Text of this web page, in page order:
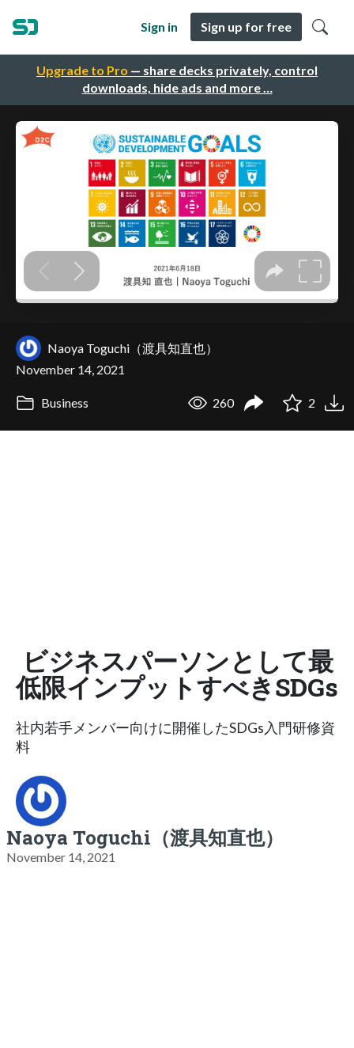
Upgrade to Pro — share decks privately, control
downloads, hide ads and more …
Sign in Sign up for free
Naoya Toguchi（渡具知直也）
November 14, 2021
Business 260 2
ビジネスパーソンとして最
低限インプットすべきSDGs
社内若手メンバー向けに開催したSDGs入門研修資
料
Naoya Toguchi（渡具知直也）
November 14, 2021